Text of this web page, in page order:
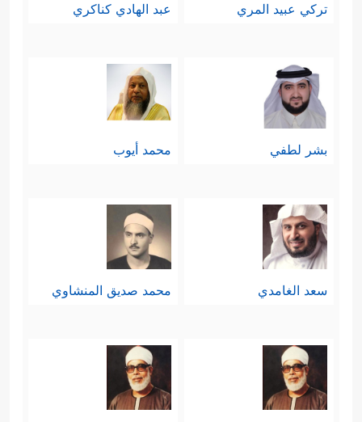
تركي عبيد المري عبد الهادي كناكري
بشر لطفي محمد أيوب
سعد الغامدي محمد صديق المنشاوي